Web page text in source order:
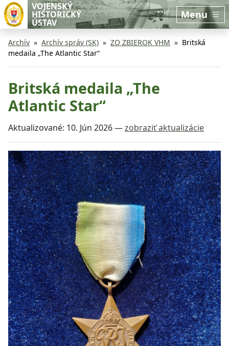
Preskočiť na hlavný obsah
Preskočiť na bočnú lištu
VOJENSKÝ
HISTORICKÝ
ÚSTAV
Menu
Archív Archív správ (SK) ZO ZBIEROK VHM
Britská
medaila „The Atlantic Star“
Britská medaila „The
Atlantic Star“
Aktualizované: 10. Jún 2026—zobraziť aktualizácie